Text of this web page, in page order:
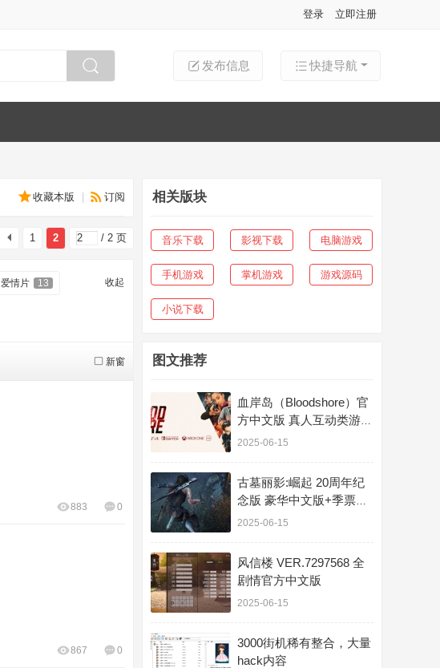
登录 立即注册
快捷导航
发布信息
收藏本版 订阅
1 2 / 2 页
收起
爱情片 13
新窗
0
883
0
867
相关版块
音乐下载 影视下载 电脑游戏
手机游戏 掌机游戏 游戏源码
小说下载
图文推荐
血岸岛（Bloodshore）官
方中文版 真人互动类游戏
11G
2025-06-15
古墓丽影:崛起 20周年纪
念版 豪华中文版+季票
+劳拉的梦魇
2025-06-15
风信楼 VER.7297568 全
剧情官方中文版
2025-06-15
3000街机稀有整合，大量
hack内容